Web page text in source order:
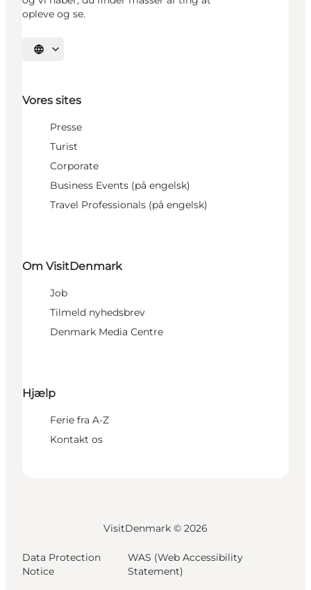
opleve og se.
Vælg sprog
Vores sites
Presse
Turist
Corporate
Business Events (på engelsk)
Travel Professionals (på engelsk)
Om VisitDenmark
Job
Tilmeld nyhedsbrev
Denmark Media Centre
Hjælp
Ferie fra A-Z
Kontakt os
VisitDenmark © 2026
Data Protection
Notice
WAS (Web Accessibility
Statement)